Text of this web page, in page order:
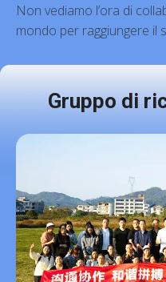
Non vediamo l’ora di
mondo per raggiungere il
Gruppo di